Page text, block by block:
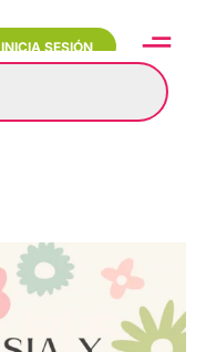
INICIA SESIÓN